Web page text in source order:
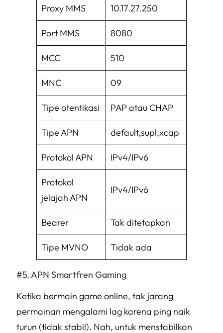
Proxy MMS 10.17.27.250
Port MMS 8080
MCC 510
MNC 09
Tipe otentikasi PAP atau CHAP
Tipe APN default,supl,xcap
Protokol APN IPv4/IPv6
Protokol
jelajah APN
IPv4/IPv6
Bearer Tak ditetapkan
Tipe MVNO Tidak ada
APN Smartfren Gaming
Ketika bermain game online, tak jarang
permainan mengalami lag karena ping naik
turun (tidak stabil). Nah, untuk menstabilkan